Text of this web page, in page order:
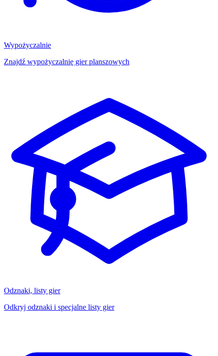
Wypożyczalnie
Znajdź wypożyczalnię gier planszowych
Odznaki, listy gier
Odkryj odznaki i specjalne listy gier